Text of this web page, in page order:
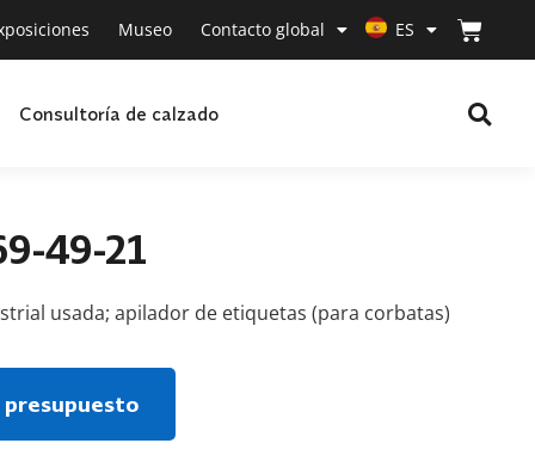
Museo Contacto global ES
Consultoría de calzado
49-21
usada; apilador de etiquetas (para corbatas)